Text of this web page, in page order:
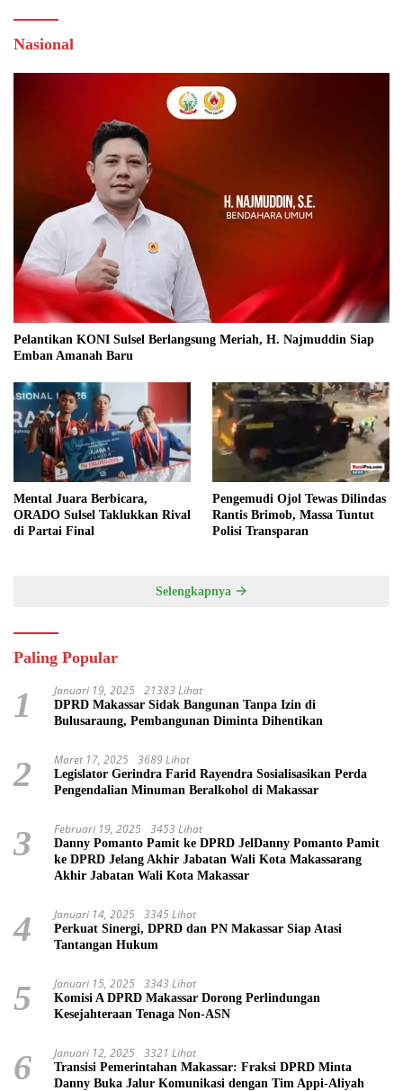
Nasional
Pelantikan KONI Sulsel Berlangsung Meriah, H. Najmuddin Siap
Emban Amanah Baru
Mental Juara Berbicara,
ORADO Sulsel Taklukkan Rival
di Partai Final
Pengemudi Ojol Tewas Dilindas
Rantis Brimob, Massa Tuntut
Polisi Transparan
Selengkapnya
Paling Popular
1 Januari 19, 2025 21383 Lihat
DPRD Makassar Sidak Bangunan Tanpa Izin di
Bulusaraung, Pembangunan Diminta Dihentikan
2 Maret 17, 2025 3689 Lihat
Legislator Gerindra Farid Rayendra Sosialisasikan Perda
Pengendalian Minuman Beralkohol di Makassar
3 Februari 19, 2025 3453 Lihat
Danny Pomanto Pamit ke DPRD JelDanny Pomanto Pamit
ke DPRD Jelang Akhir Jabatan Wali Kota Makassarang
Akhir Jabatan Wali Kota Makassar
4 Januari 14, 2025 3345 Lihat
Perkuat Sinergi, DPRD dan PN Makassar Siap Atasi
Tantangan Hukum
5 Januari 15, 2025 3343 Lihat
Komisi A DPRD Makassar Dorong Perlindungan
Kesejahteraan Tenaga Non-ASN
6 Januari 12, 2025 3321 Lihat
Transisi Pemerintahan Makassar: Fraksi DPRD Minta
Danny Buka Jalur Komunikasi dengan Tim Appi-Aliyah